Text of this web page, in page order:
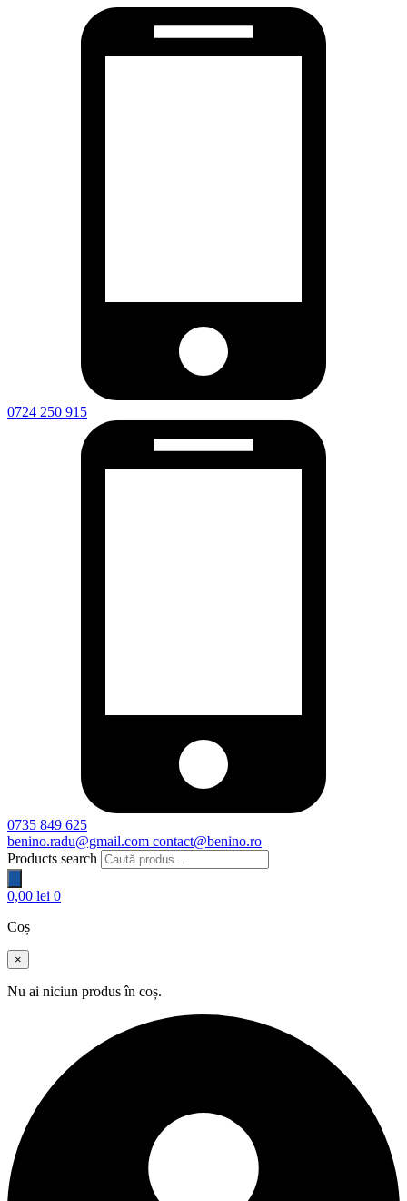
0724 250 915
0735 849 625
benino.radu@gmail.com contact@benino.ro
Products search
0,00 lei 0
Coș
×
Nu ai niciun produs în coș.